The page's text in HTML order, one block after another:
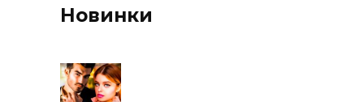
Новинки